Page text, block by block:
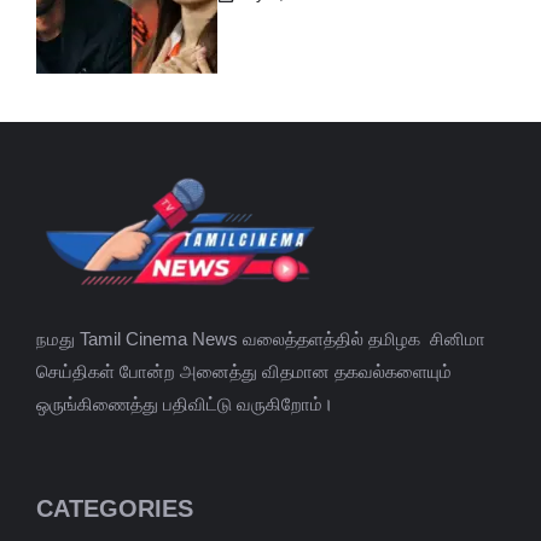
நமது Tamil Cinema News வலைத்தளத்தில் தமிழக சினிமா
செய்திகள் போன்ற அனைத்து விதமான தகவல்களையும்
ஒருங்கிணைத்து பதிவிட்டு வருகிறோம்।
CATEGORIES